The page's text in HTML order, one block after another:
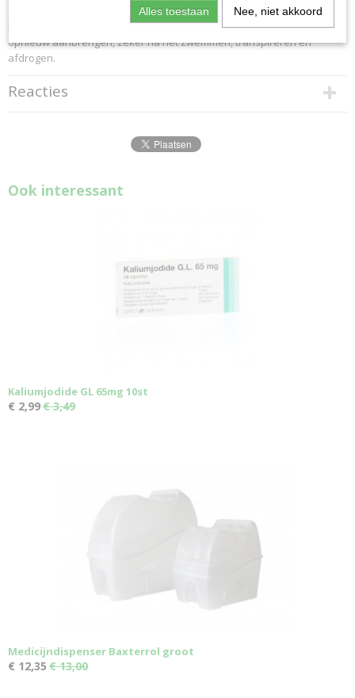
Breng het product vlak voor de blootstelling aan. Regelmatig en royaal
opnieuw aanbrengen, zeker na het zwemmen, transpireren en
afdrogen.
Reacties
Ook interessant
Kaliumjodide GL 65mg 10st
€ 2,99€ 3,49
Medicijndispenser Baxterrol groot
€ 12,35 € 13,00
Alles toestaan Nee, niet akkoord